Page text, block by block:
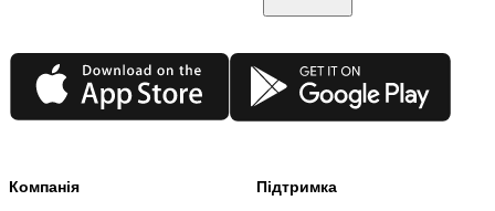
App Store Google Play
Компанія Підтримка